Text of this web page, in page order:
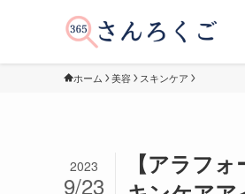
ホーム 美容 スキンケア
【アラフ
2023
9/23